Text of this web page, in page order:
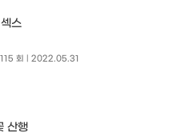
스
회
| 2022.05.31
산행